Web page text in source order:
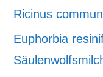
Ricinus
Euphorbia